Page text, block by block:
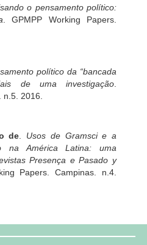
o pensamento político:
.GPMPP Working Papers
político da “bancada
de uma investigação
n.5 2016.
de
Usos de Gramsci e a
na América Latina: uma
Presença e Pasado y
Papers .Campinas n.4